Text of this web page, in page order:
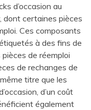
d’occasion au
dont certaines pièces
Ces composants
à des fins de
de réemploi
de rechanges de
titre que les
d’un coût
également